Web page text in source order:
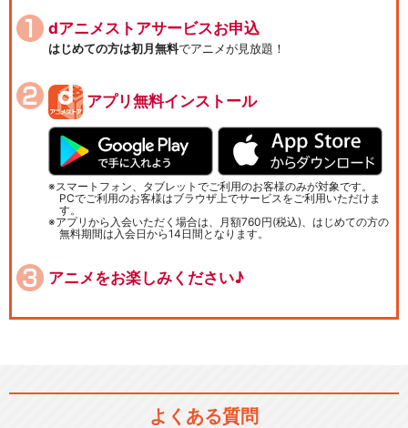
dアニメストアサービスお申込
はじめての方は初月無料でアニメが見放題！
アプリ無料インストール
スマートフォン、タブレットでご利用のお客様のみが対象です。
PCでご利用のお客様はブラウザ上でサービスをご利用いただけま
す。
アプリから入会いただく場合は、月額760円(税込)、はじめての方の
無料期間は入会日から14日間となります。
アニメをお楽しみください♪
よくある質問